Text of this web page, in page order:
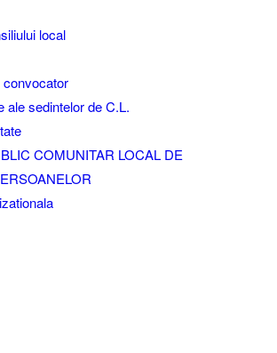
local
ale sedintelor de C.L.
COMUNITAR LOCAL DE